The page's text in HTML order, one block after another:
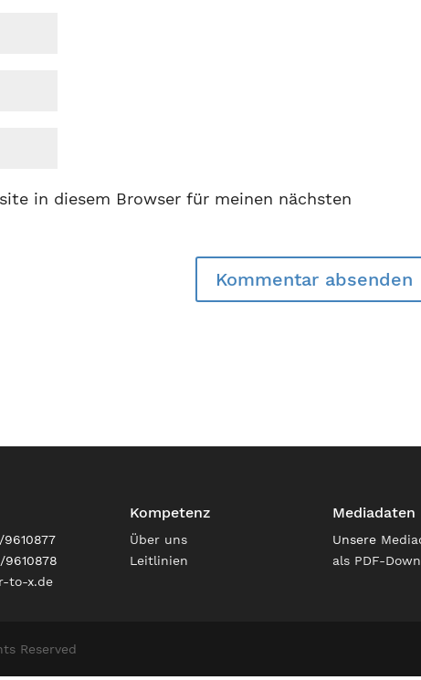
in diesem Browser für meinen nächsten
to-x.de
Kompetenz
Über uns
Leitlinien
Mediadaten
Unsere
als PDF-
Reserved